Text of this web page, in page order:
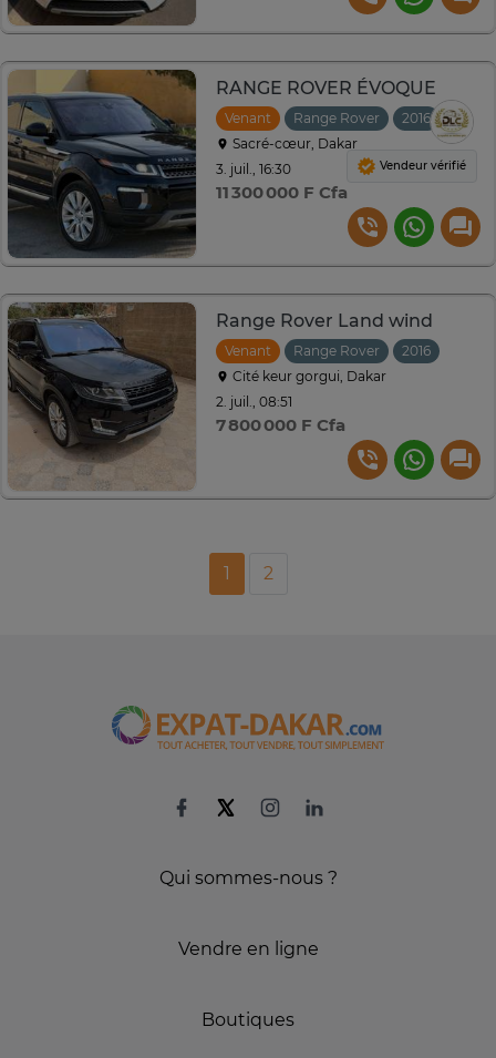
RANGE ROVER ÉVOQUE
Venant Range Rover 2016
Sacré-cœur, Dakar
3. juil., 16:30
11 300 000 F Cfa
Vendeur vérifié
Range Rover Land wind
Venant Range Rover 2016
Cité keur gorgui, Dakar
2. juil., 08:51
7 800 000 F Cfa
1 2
Qui sommes-nous ?
Vendre en ligne
Boutiques